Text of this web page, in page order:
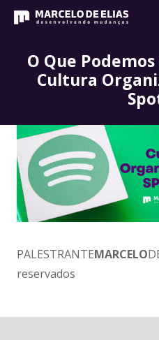
O Que
Cultura
PALESTRANTEMARCELO
reservados